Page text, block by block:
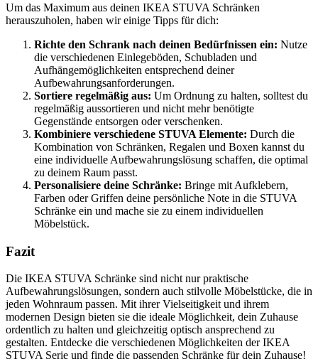
Um das Maximum aus deinen IKEA STUVA Schränken
herauszuholen, haben wir einige Tipps für dich:
Richte den Schrank nach deinen Bedürfnissen ein: Nutze
die verschiedenen Einlegeböden, Schubladen und
Aufhängemöglichkeiten entsprechend deiner
Aufbewahrungsanforderungen.
Sortiere regelmäßig aus: Um Ordnung zu halten, solltest du
regelmäßig aussortieren und nicht mehr benötigte
Gegenstände entsorgen oder verschenken.
Kombiniere verschiedene STUVA Elemente: Durch die
Kombination von Schränken, Regalen und Boxen kannst du
eine individuelle Aufbewahrungslösung schaffen, die optimal
zu deinem Raum passt.
Personalisiere deine Schränke: Bringe mit Aufklebern,
Farben oder Griffen deine persönliche Note in die STUVA
Schränke ein und mache sie zu einem individuellen
Möbelstück.
Fazit
Die IKEA STUVA Schränke sind nicht nur praktische
Aufbewahrungslösungen, sondern auch stilvolle Möbelstücke, die in
jeden Wohnraum passen. Mit ihrer Vielseitigkeit und ihrem
modernen Design bieten sie die ideale Möglichkeit, dein Zuhause
ordentlich zu halten und gleichzeitig optisch ansprechend zu
gestalten. Entdecke die verschiedenen Möglichkeiten der IKEA
STUVA Serie und finde die passenden Schränke für dein Zuhause!